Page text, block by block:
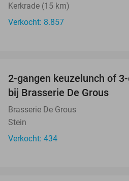
Kerkrade (15 km)
Verkocht: 8.857
2-gangen keuzelunch of
bij Brasserie De Grous
Brasserie De Grous
Stein
Verkocht: 434